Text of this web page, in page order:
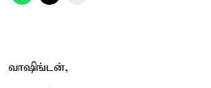
வாஷிங்டன்,